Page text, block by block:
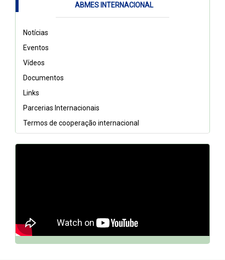
ABMES INTERNACIONAL
Notícias
Eventos
Vídeos
Documentos
Links
Parcerias Internacionais
Termos de cooperação internacional